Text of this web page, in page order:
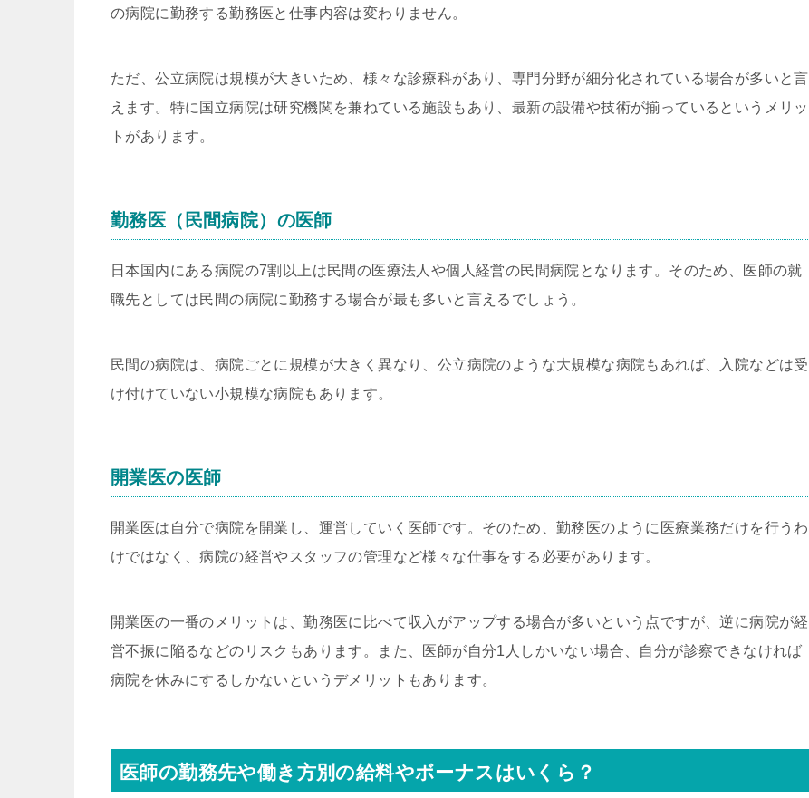
の病院に勤務する勤務医と仕事内容は変わりません。
ただ、公立病院は規模が大きいため、様々な診療科があり、専門分野が細分化されている場合が多いと言
えます。特に国立病院は研究機関を兼ねている施設もあり、最新の設備や技術が揃っているというメリッ
トがあります。
勤務医（民間病院）の医師
日本国内にある病院の7割以上は民間の医療法人や個人経営の民間病院となります。そのため、医師の就
職先としては民間の病院に勤務する場合が最も多いと言えるでしょう。
民間の病院は、病院ごとに規模が大きく異なり、公立病院のような大規模な病院もあれば、入院などは受
け付けていない小規模な病院もあります。
開業医の医師
開業医は自分で病院を開業し、運営していく医師です。そのため、勤務医のように医療業務だけを行うわ
けではなく、病院の経営やスタッフの管理など様々な仕事をする必要があります。
開業医の一番のメリットは、勤務医に比べて収入がアップする場合が多いという点ですが、逆に病院が経
営不振に陥るなどのリスクもあります。また、医師が自分1人しかいない場合、自分が診察できなければ
病院を休みにするしかないというデメリットもあります。
医師の勤務先や働き方別の給料やボーナスはいくら？